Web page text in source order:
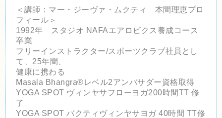
＜講師：マー・ジーヴァ・ムクティ 本間理恵プロ
フィール＞
1992年 スタジオ NAFAエアロビクス養成コース
卒業
フリーインストラクター/スポーツクラブ社員とし
て、25年間、
健康に携わる
Masala Bhangra®️レベル2アンバサダー資格取得
YOGA SPOT ヴィンヤサフローヨガ200時間TT 修
了
YOGA SPOT バクティヴィンヤサヨガ 40時間 TT修